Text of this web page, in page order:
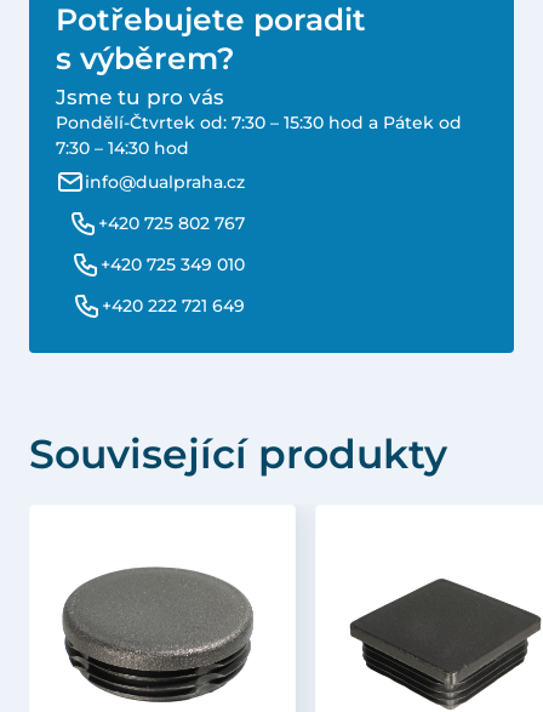
Potřebujete poradit
s výběrem?
Jsme tu pro vás
Pondělí-Čtvrtek od: 7:30 – 15:30 hod a Pátek od
7:30 – 14:30 hod
info@dualpraha.cz
+420 725 802 767
+420 725 349 010
+420 222 721 649
Související produkty